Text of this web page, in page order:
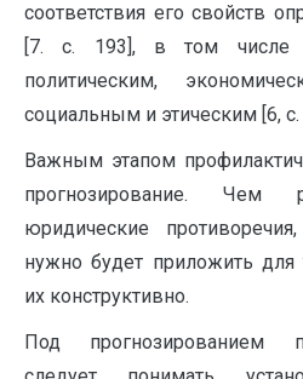
соответствия его свойств
[7. с. 193], в том числе
политическим,
социальным и этическим [6, с.
Важным этапом
прогнозирование. Чем
юридиче­ские
нужно будет приложить для
их конструктивно.
Под прогнозированием